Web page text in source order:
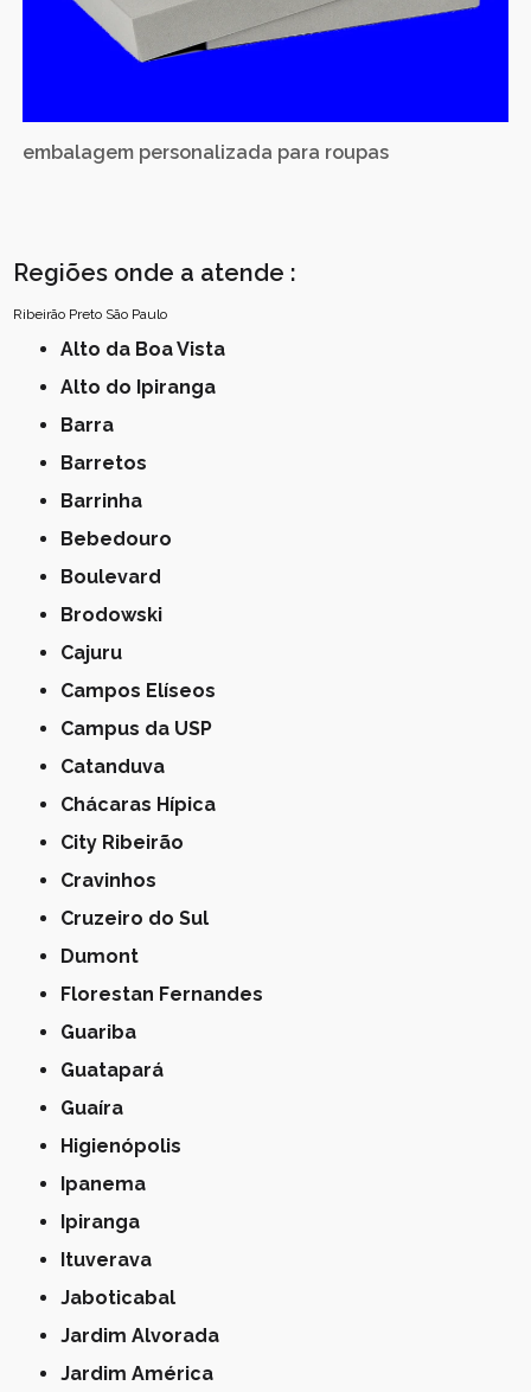
embalagem personalizada para roupas
Regiões onde a atende :
Ribeirão Preto São Paulo
Alto da Boa Vista
Alto do Ipiranga
Barra
Barretos
Barrinha
Bebedouro
Boulevard
Brodowski
Cajuru
Campos Elíseos
Campus da USP
Catanduva
Chácaras Hípica
City Ribeirão
Cravinhos
Cruzeiro do Sul
Dumont
Florestan Fernandes
Guariba
Guatapará
Guaíra
Higienópolis
Ipanema
Ipiranga
Ituverava
Jaboticabal
Jardim Alvorada
Jardim América